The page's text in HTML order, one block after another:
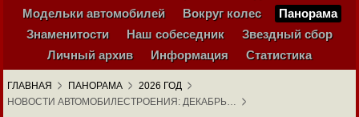
Модельки автомобилей
Вокруг колес
Панорама
Знаменитости
Наш собеседник
Звездный сбор
Личный архив
Информация Статистика
ГЛАВНАЯ ПАНОРАМА
2026 ГОД
НОВОСТИ АВТОМОБИЛЕСТРОЕНИЯ: ДЕКАБРЬ…